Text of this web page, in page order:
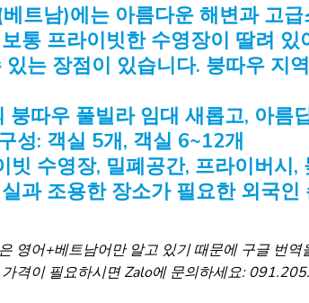
트남)에는 아름다운 해변과 고
통 프라이빗한 수영장이 딸려
있는 장점이 있습니다. 붕따우 지
붕따우 풀빌라 임대 새롭고, 아름
성: 객실 5개, 객실 6~12개
빗 수영장, 밀폐공간, 프라이버시
과 조용한 장소가 필요한 외국
영어+베트남어만 알고 있기 때문에 구글 번역
격이 필요하시면 Zalo에 문의하세요: